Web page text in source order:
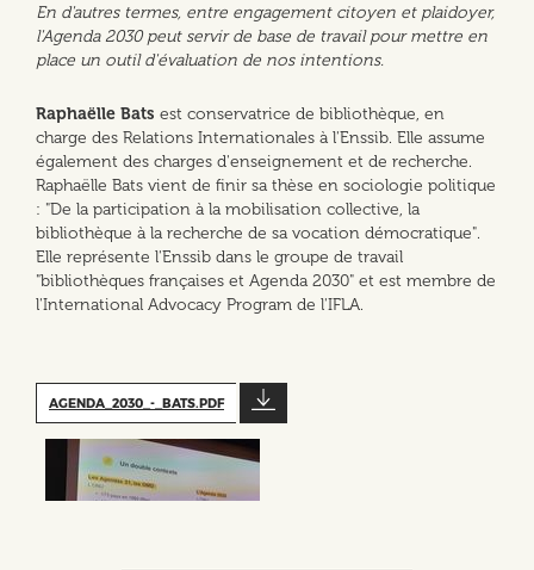
En d'autres termes, entre engagement citoyen et plaidoyer,
l'Agenda 2030 peut servir de base de travail pour mettre en
place un outil d'évaluation de nos intentions.
Raphaëlle Bats est conservatrice de bibliothèque, en
charge des Relations Internationales à l'Enssib. Elle assume
également des charges d'enseignement et de recherche.
Raphaëlle Bats vient de finir sa thèse en sociologie politique
: "De la participation à la mobilisation collective, la
bibliothèque à la recherche de sa vocation démocratique".
Elle représente l'Enssib dans le groupe de travail
"bibliothèques françaises et Agenda 2030" et est membre de
l'International Advocacy Program de l'IFLA.
AGENDA_2030_-_BATS.PDF